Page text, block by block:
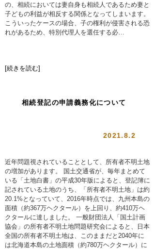
の、相続においては妻自身も相続人であるため妻と
子どもの利益が相反する関係となってしまいます。
こういったケースの場合、子の権利が侵害される恐
れがあるため、特別代理人を選任する必…
[続きを読む]
相続登記の申請義務化について
2021.8.2
近年問題視されていることとして、所有者不明土地
の増加があります。 国土交通省が、毎年まとめて
いる「土地白書」の平成30年版によると、登記簿に
記されている土地のうち、「所有者不明土地」は約
20.1%となっていて、2016年時点では、九州本島の
面積（約367万ヘクタール）を上回り、約410万ヘ
クタールに達しました。 一般財団法人「国土計画
協会」の所有者不明土地問題研究会によると、日本
全国の所有者不明土地は、このままだと2040年に
は北海道本島の土地面積（約780万ヘクタール）に